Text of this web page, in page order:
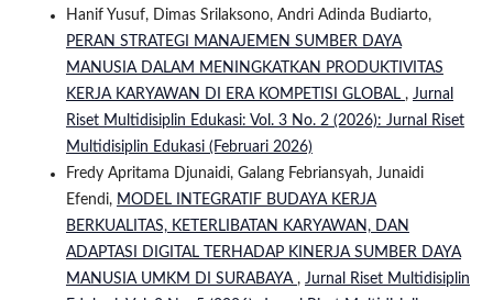
Hanif Yusuf, Dimas Srilaksono, Andri Adinda Budiarto,
PERAN STRATEGI MANAJEMEN SUMBER DAYA
MANUSIA DALAM MENINGKATKAN PRODUKTIVITAS
KERJA KARYAWAN DI ERA KOMPETISI GLOBAL , Jurnal
Riset Multidisiplin Edukasi: Vol. 3 No. 2 (2026): Jurnal Riset
Multidisiplin Edukasi (Februari 2026)
Fredy Apritama Djunaidi, Galang Febriansyah, Junaidi
Efendi, MODEL INTEGRATIF BUDAYA KERJA
BERKUALITAS, KETERLIBATAN KARYAWAN, DAN
ADAPTASI DIGITAL TERHADAP KINERJA SUMBER DAYA
MANUSIA UMKM DI SURABAYA , Jurnal Riset Multidisiplin